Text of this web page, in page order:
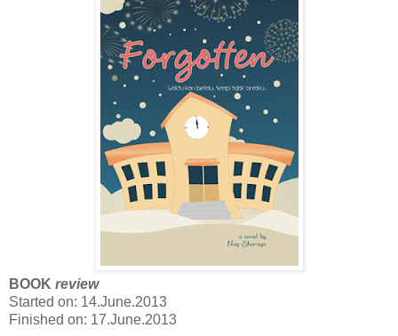
BOOK review
Started on: 14.June.2013
Finished on: 17.June.2013